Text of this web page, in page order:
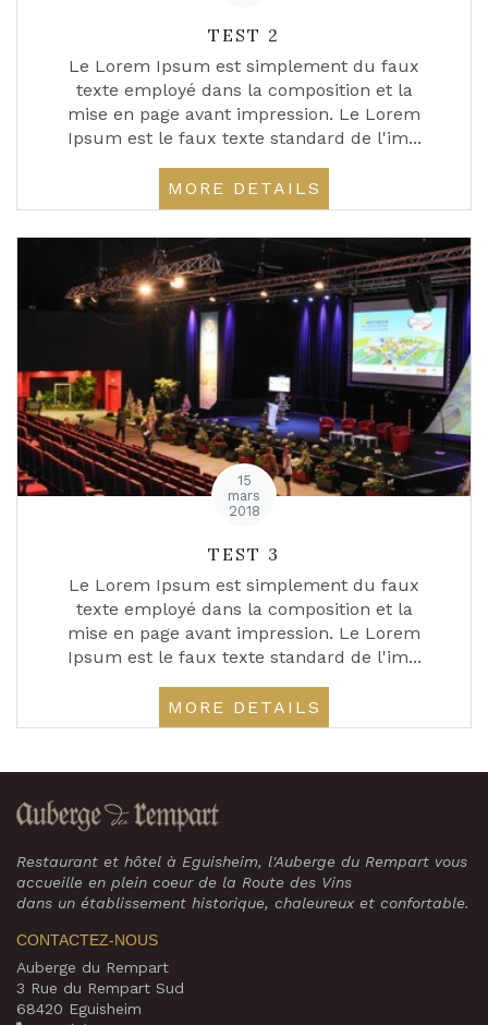
TEST 2
Le Lorem Ipsum est simplement du faux
texte employé dans la composition et la
mise en page avant impression. Le Lorem
Ipsum est le faux texte standard de l'im...
MORE DETAILS
15
mars
2018
TEST 3
Le Lorem Ipsum est simplement du faux
texte employé dans la composition et la
mise en page avant impression. Le Lorem
Ipsum est le faux texte standard de l'im...
MORE DETAILS
Restaurant et hôtel à Eguisheim, l'Auberge du Rempart vous
accueille en plein coeur de la Route des Vins
dans un établissement historique, chaleureux et confortable.
CONTACTEZ-NOUS
Auberge du Rempart
3 Rue du Rempart Sud
68420 Eguisheim